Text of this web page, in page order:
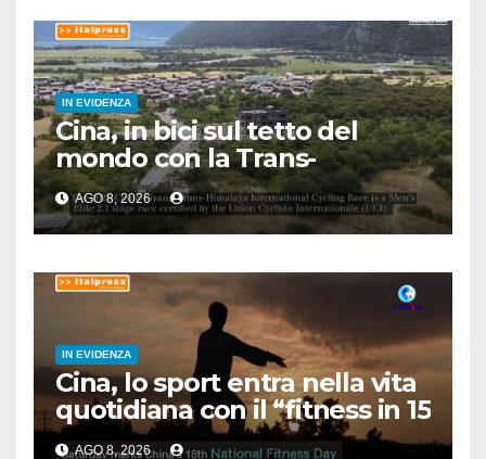
IN EVIDENZA
Cina, in bici sul tetto del
mondo con la Trans-
Himalaya Race
AGO 8, 2026
IN EVIDENZA
Cina, lo sport entra nella vita
quotidiana con il “fitness in 15
minuti”
AGO 8, 2026